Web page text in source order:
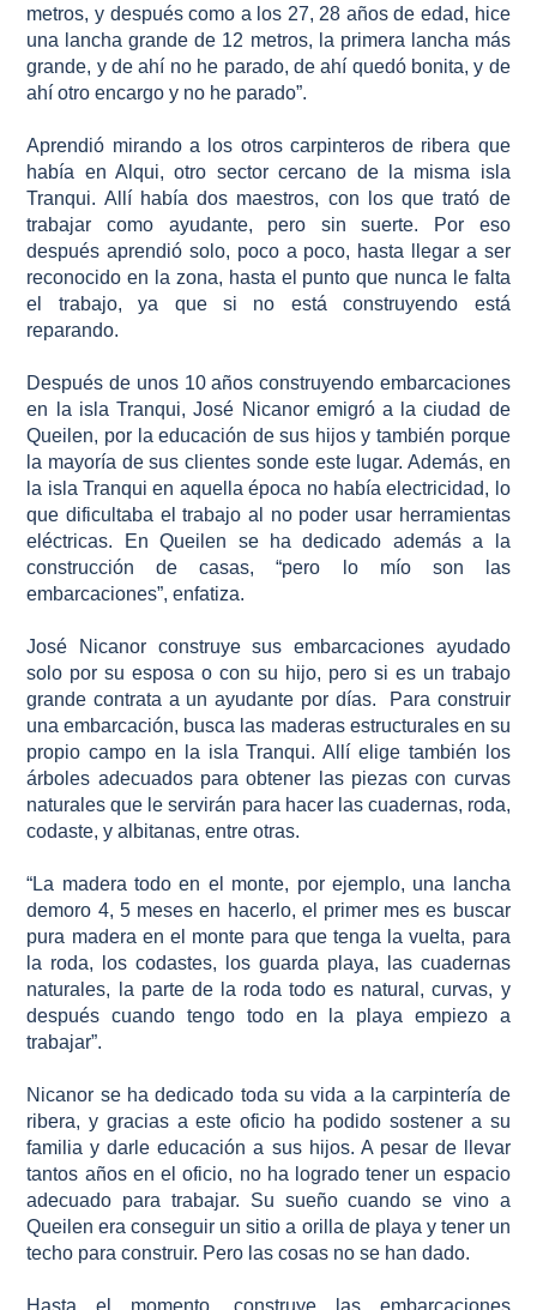
metros, y después como a los 27, 28 años de edad, hice
una lancha grande de 12 metros, la primera lancha más
grande, y de ahí no he parado, de ahí quedó bonita, y de
ahí otro encargo y no he parado”.
Aprendió mirando a los otros carpinteros de ribera que
había en Alqui, otro sector cercano de la misma isla
Tranqui. Allí había dos maestros, con los que trató de
trabajar como ayudante, pero sin suerte. Por eso
después aprendió solo, poco a poco, hasta llegar a ser
reconocido en la zona, hasta el punto que nunca le falta
el trabajo, ya que si no está construyendo está
reparando.
Después de unos 10 años construyendo embarcaciones
en la isla Tranqui, José Nicanor emigró a la ciudad de
Queilen, por la educación de sus hijos y también porque
la mayoría de sus clientes sonde este lugar. Además, en
la isla Tranqui en aquella época no había electricidad, lo
que dificultaba el trabajo al no poder usar herramientas
eléctricas. En Queilen se ha dedicado además a la
construcción de casas, “pero lo mío son las
embarcaciones”, enfatiza.
José Nicanor construye sus embarcaciones ayudado
solo por su esposa o con su hijo, pero si es un trabajo
grande contrata a un ayudante por días. Para construir
una embarcación, busca las maderas estructurales en su
propio campo en la isla Tranqui. Allí elige también los
árboles adecuados para obtener las piezas con curvas
naturales que le servirán para hacer las cuadernas, roda,
codaste, y albitanas, entre otras.
“La madera todo en el monte, por ejemplo, una lancha
demoro 4, 5 meses en hacerlo, el primer mes es buscar
pura madera en el monte para que tenga la vuelta, para
la roda, los codastes, los guarda playa, las cuadernas
naturales, la parte de la roda todo es natural, curvas, y
después cuando tengo todo en la playa empiezo a
trabajar”.
Nicanor se ha dedicado toda su vida a la carpintería de
ribera, y gracias a este oficio ha podido sostener a su
familia y darle educación a sus hijos. A pesar de llevar
tantos años en el oficio, no ha logrado tener un espacio
adecuado para trabajar. Su sueño cuando se vino a
Queilen era conseguir un sitio a orilla de playa y tener un
techo para construir. Pero las cosas no se han dado.
Hasta el momento, construye las embarcaciones